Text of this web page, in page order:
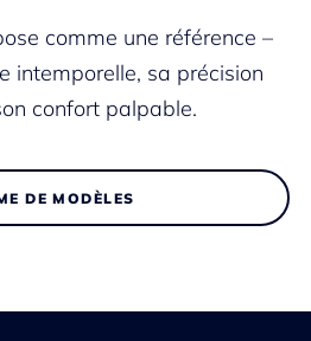
comme une référence –
intemporelle, sa précision
confort palpable.
DE MODÈLES